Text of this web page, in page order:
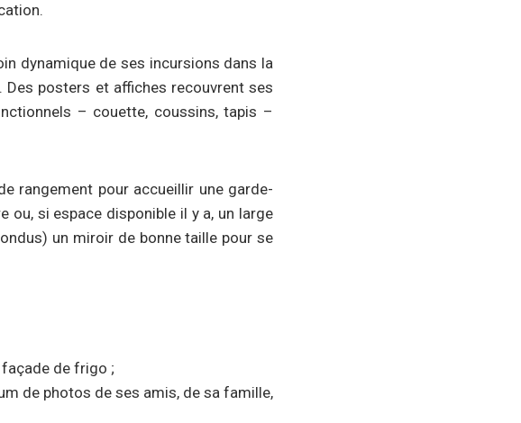
dynamique de ses incursions dans la
posters et affiches recouvrent ses
– couette, coussins, tapis –
rangement pour accueillir une garde-
ou, si espace disponible il y a, un large
un miroir de bonne taille pour se
de frigo ;
de photos de ses amis, de sa famille,